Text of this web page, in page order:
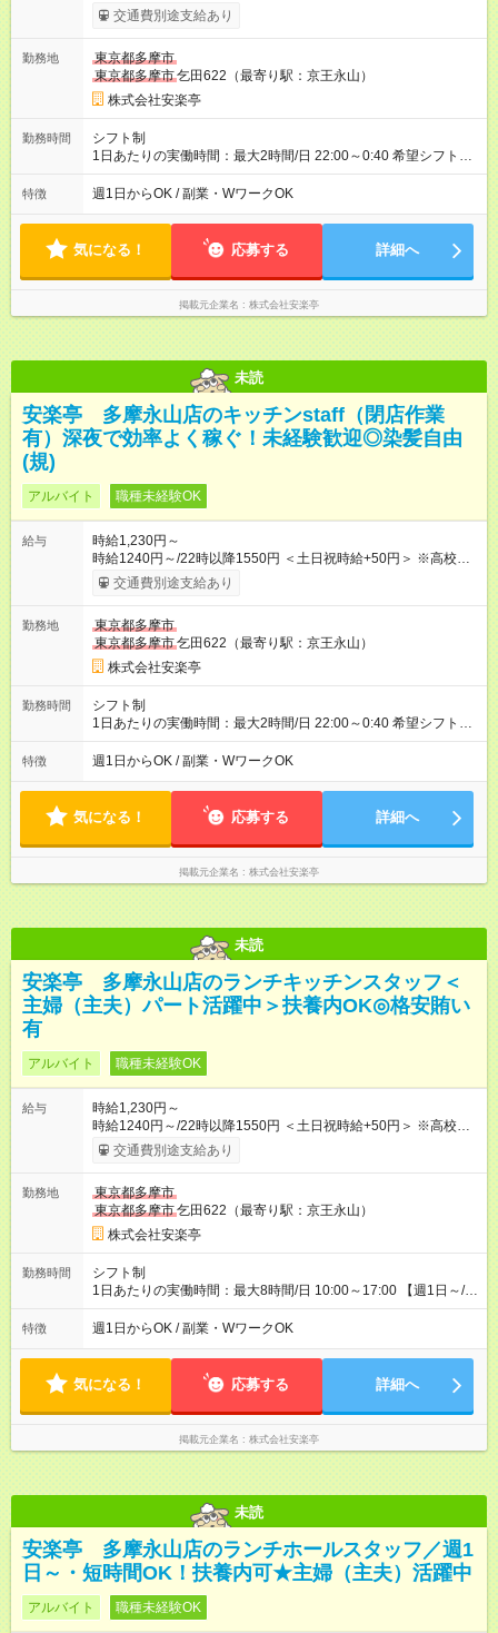
時給1230円 【試用期間】試用期間あり 試用期間の長さ：12ヶ
月 雇用形態、給与は本採用時と同じです。 ※最大12ヶ月の間
交通費別途支給あり
勤務地
東京都多摩市
東京都多摩市乞田622（最寄り駅：京王永山）
株式会社安楽亭
勤務時間
シフト制
1日あたりの実働時間：最大2時間/日 22:00～0:40 希望シフト
制！ 週1日～・1日3時間～OK！ ※18歳未満・高校生は21:30ま
での勤務 ＊短時間OK！学業と両立◎ ＊週4日以上のしっかり勤
暇の予定に合わせてのシフト相談も可能！
特徴 週1日からOK / 副業・WワークOK
気になる！ 応募する 詳細へ
掲載元企業名 株式会社安楽亭
未読
安楽亭 多摩永山店のキッチンstaff（閉店作業
有）深夜で効率よく稼ぐ！未経験歓迎◎染髪自由
(規)
アルバイト 職種未経験OK
給与
時給1,230円～
時給1240円～/22時以降1550円 ＜土日祝時給+50円＞ ※高校生
時給1230円 【試用期間】試用期間あり 試用期間の長さ：12ヶ
月 雇用形態、給与は本採用時と同じです。 ※最大12ヶ月の間
交通費別途支給あり
勤務地
東京都多摩市
東京都多摩市乞田622（最寄り駅：京王永山）
株式会社安楽亭
勤務時間
シフト制
1日あたりの実働時間：最大2時間/日 22:00～0:40 希望シフト
制！ 週1日～・1日3時間～OK！ ※18歳未満・高校生は21:30ま
での勤務 ＊短時間OK！学業と両立◎ ＊週4日以上のしっかり勤
暇の予定に合わせてのシフト相談も可能！
特徴 週1日からOK / 副業・WワークOK
気になる！ 応募する 詳細へ
掲載元企業名 株式会社安楽亭
未読
安楽亭 多摩永山店のランチキッチンスタッフ＜
主婦（主夫）パート活躍中＞扶養内OK◎格安賄い
有
アルバイト 職種未経験OK
給与
時給1,230円～
時給1240円～/22時以降1550円 ＜土日祝時給+50円＞ ※高校生
時給1230円 【試用期間】試用期間あり 試用期間の長さ：12ヶ
月 雇用形態、給与は本採用時と同じです。 ※最大12ヶ月の間
交通費別途支給あり
勤務地
東京都多摩市
東京都多摩市乞田622（最寄り駅：京王永山）
株式会社安楽亭
勤務時間
シフト制
1日あたりの実働時間：最大8時間/日 10:00～17:00 【週1日～/1
日3時間～OK！】 ＊レギュラー勤務ももちろん大歓迎！ 「子ど
ものお迎えまでの時間」 「ランチタイムだけ」 など、家庭の予
談可能◎
特徴 週1日からOK / 副業・WワークOK
気になる！ 応募する 詳細へ
掲載元企業名 株式会社安楽亭
未読
安楽亭 多摩永山店のランチホールスタッフ／週1
日～・短時間OK！扶養内可★主婦（主夫）活躍中
アルバイト 職種未経験OK